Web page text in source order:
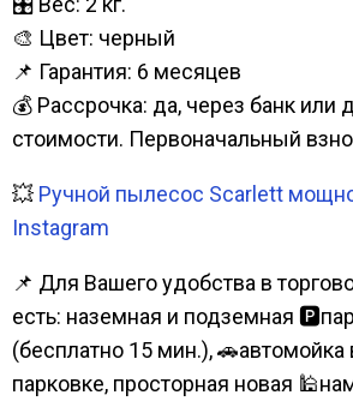
🎨 Цвет: черный
📌 Гарантия: 6 месяцев
💰 Рассрочка: да, через банк или
стоимости. Первоначальный
💥 Ручной пылесос Scarlett
Instagram
📌 Для Вашего удобства в
есть: наземная и подземная
(бесплатно 15 мин.),
парковке, просторная новая